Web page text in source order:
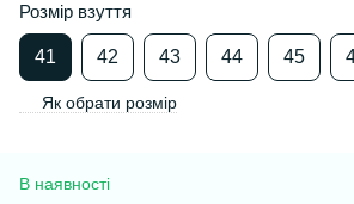
Розмір взуття
41 42 43 44 45
Як обрати розмір
В наявності